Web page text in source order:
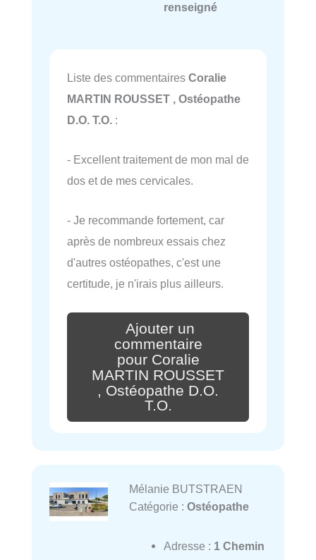
renseigné
Liste des commentaires Coralie
MARTIN ROUSSET , Ostéopathe
D.O. T.O. :
- Excellent traitement de mon mal de
dos et de mes cervicales.
- Je recommande fortement, car
après de nombreux essais chez
d'autres ostéopathes, c'est une
certitude, je n'irais plus ailleurs.
Ajouter un
commentaire
pour Coralie
MARTIN ROUSSET
, Ostéopathe D.O.
T.O.
Mélanie BUTSTRAEN
Catégorie : Ostéopathe
Adresse : 1 Chemin